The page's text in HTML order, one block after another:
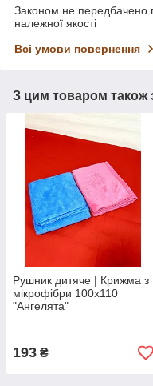
Законом не передбачено
належної якості
Всі умови повернення
З цим товаром також
Рушник дитяче | Крижма з
мікрофібри 100х110
"Ангелята"
193 ₴